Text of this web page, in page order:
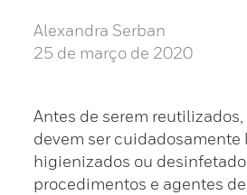
Alexandra Serban
25 de março de 2020
Antes de serem reutilizados,
devem ser cuidadosamente
higienizados ou
procedimentos e agentes